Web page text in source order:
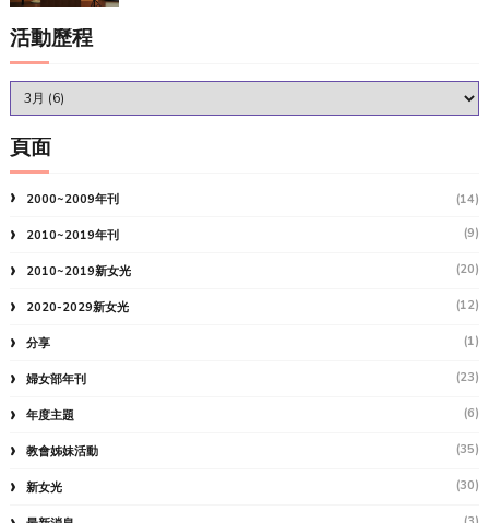
活動歷程
頁面
2000~2009年刊 (14)
2010~2019年刊 (9)
2010~2019新女光 (20)
2020-2029新女光 (12)
分享 (1)
婦女部年刊 (23)
年度主題 (6)
教會姊妹活動 (35)
新女光 (30)